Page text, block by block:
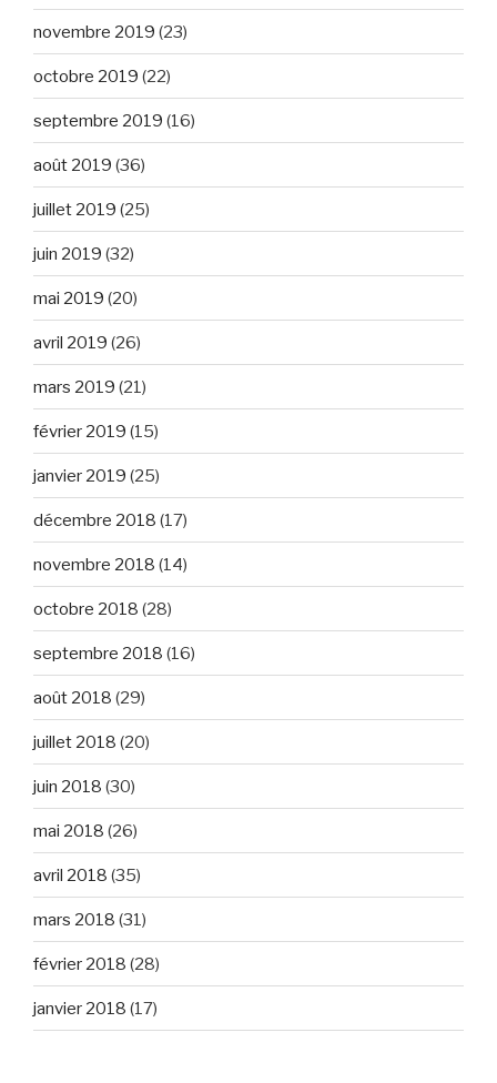
novembre 2019 (23)
octobre 2019 (22)
septembre 2019 (16)
août 2019 (36)
juillet 2019 (25)
juin 2019 (32)
mai 2019 (20)
avril 2019 (26)
mars 2019 (21)
février 2019 (15)
janvier 2019 (25)
décembre 2018 (17)
novembre 2018 (14)
octobre 2018 (28)
septembre 2018 (16)
août 2018 (29)
juillet 2018 (20)
juin 2018 (30)
mai 2018 (26)
avril 2018 (35)
mars 2018 (31)
février 2018 (28)
janvier 2018 (17)